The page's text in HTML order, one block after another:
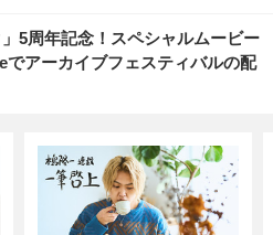
」5周年記念！スペシャルムービー
でアーカイブフェスティバルの配